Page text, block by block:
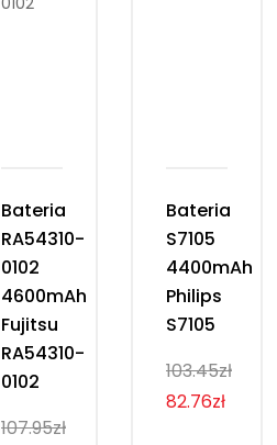
Bateria
RA54310-
0102
4600mAh
Fujitsu
RA54310-
0102
107.95zł
Bateria
S7105
4400mAh
Philips
S7105
103.45zł
82.76zł